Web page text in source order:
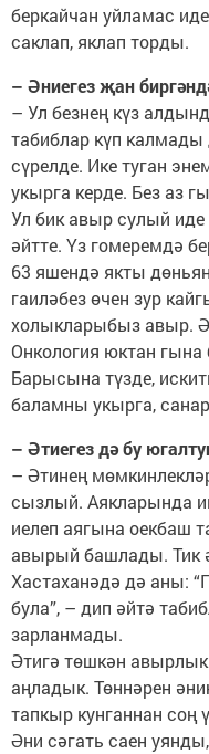
беркайчан уйламас
саклап, яклап торды.
– Әниегез җан
– Ул безнең күз
табиблар күп калмады
сүрелде. Ике туган
укырга керде. Без аз
Ул бик авыр сулый
әйтте. Үз гомеремдә
63 яшендә якты
гаиләбез өчен зур
холыкларыбыз авыр.
Онкология юктан
Барысына түзде,
баламны укырга,
– Әтиегез дә бу
– Әтинең
сызлый. Аякларында
иелеп аягына оекбаш
авырый башлады. Тик
Хастаханәдә дә аны:
була”, – дип әйтә
зарланмады.
Әтигә төшкән
аңладык. Төннәрен
тапкыр кунганнан
Әни сәгать саен